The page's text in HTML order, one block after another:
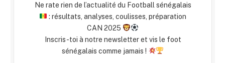
Ne rate rien de l’actualité du Football sénégalais
: résultats, analyses, coulisses, préparation
CAN 2025
Inscris-toi à notre newsletter et vis le foot
sénégalais comme jamais !